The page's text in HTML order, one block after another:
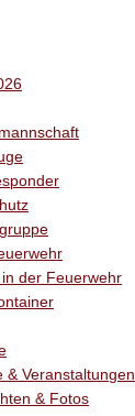
der Feuerwehr
& Veranstaltungen
& Fotos